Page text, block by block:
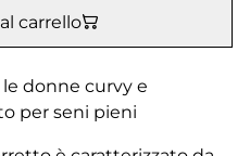
carrello
donne curvy e
per seni pieni